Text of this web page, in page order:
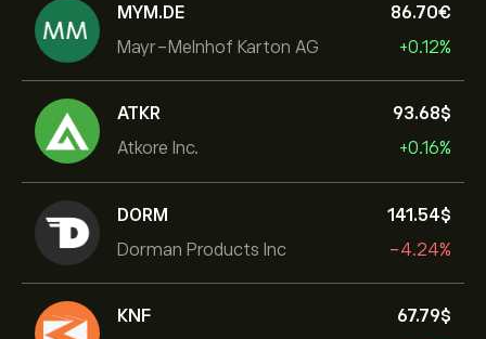
MYM.DE
Mayr-Melnhof Karton AG
86.70‎€‎
+0.12%
ATKR
Atkore Inc.
93.68‎$‎
+0.16%
DORM
Dorman Products Inc
141.54‎$‎
-4.24%
KNF
67.79‎$‎